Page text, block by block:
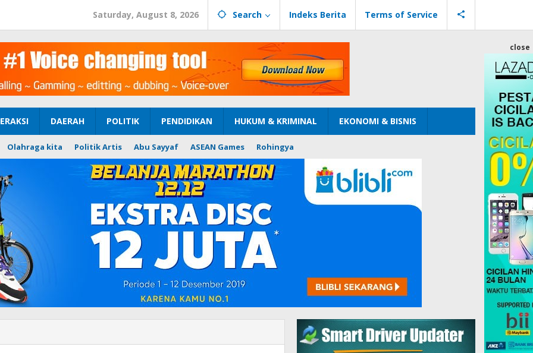
Saturday, August 8, 2026 Search Indeks Berita Terms of Service
DAERAH POLITIK PENDIDIKAN HUKUM & KRIMINAL EKONOMI & BISNIS
Olahraga kita Politik Artis Abu Sayyaf ASEAN Games Rohingya
close